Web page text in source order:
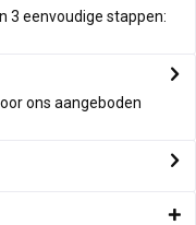
3 eenvoudige stappen:
ons aangeboden